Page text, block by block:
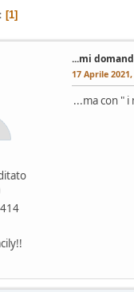
1
...mi
17 Aprile 2021,
...ma con "